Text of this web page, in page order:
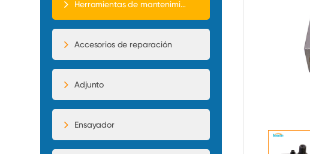
Herramientas de mantenimiento
Accesorios de reparación
Adjunto
Ensayador